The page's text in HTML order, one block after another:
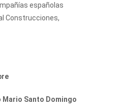
españolas
Construcciones,
Santo Domingo